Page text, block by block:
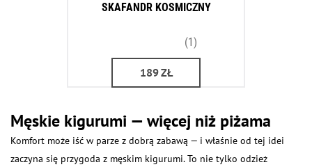
SKAFANDR KOSMICZNY
(1)
189ZŁ
Męskie kigurumi — więcej niż piżama
Komfort może iść w parze z dobrą zabawą — i właśnie od tej idei
zaczyna się przygoda z męskim kigurumi. To nie tylko odzież